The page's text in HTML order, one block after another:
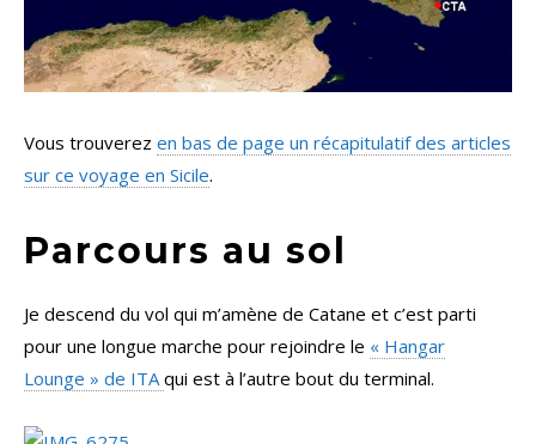
Vous trouverez en bas de page un récapitulatif des articles
sur ce voyage en Sicile.
Parcours au sol
Je descend du vol qui m’amène de Catane et c’est parti
pour une longue marche pour rejoindre le « Hangar
Lounge » de ITAqui est à l’autre bout du terminal.